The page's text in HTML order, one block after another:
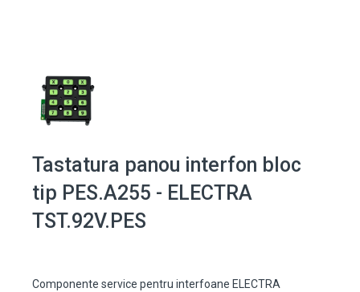
Tastatura panou interfon bloc
tip PES.A255 - ELECTRA
TST.92V.PES
Componente service pentru interfoane ELECTRA